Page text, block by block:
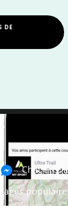
DE
Nouvelle Aquitaine
Chat en
Pages